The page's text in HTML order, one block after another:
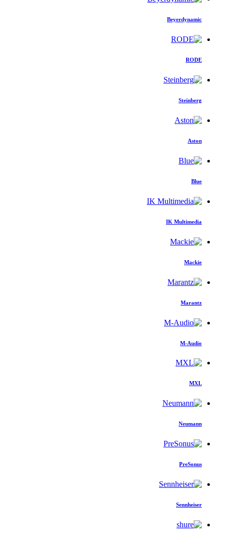
Beyerdynamic
RODE
Steinberg
Aston
Blue
IK Multimedia
Mackie
Marantz
M-Audio
MXL
Neumann
PreSonus
Sennheiser